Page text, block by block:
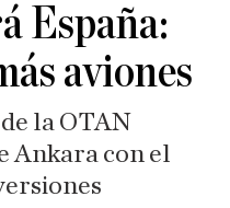
España:
aviones
la OTAN
Ankara con el